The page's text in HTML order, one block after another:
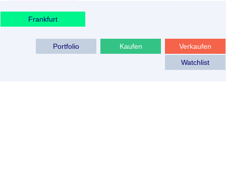
Frankfurt
Verkaufen
Kaufen
Portfolio
Watchlist